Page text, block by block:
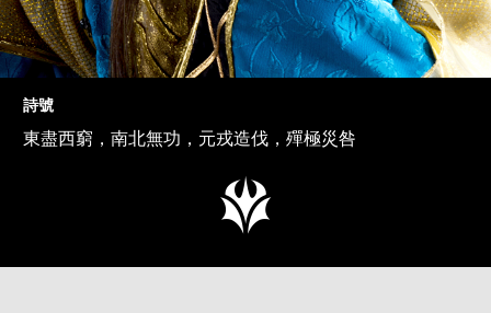
詩號
東盡西窮，南北無功，元戎造伐，殫極災咎